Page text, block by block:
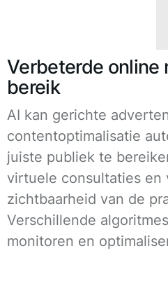
Verbeterde online
bereik
AI kan gerichte
contentoptimalisatie
juiste publiek te
virtuele consultaties en
zichtbaarheid van de
Verschillende
monitoren en